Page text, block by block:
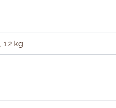
1.2 kg